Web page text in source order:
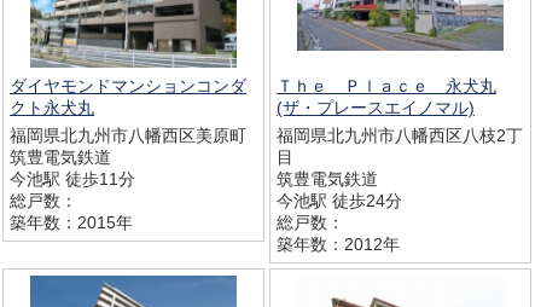
ダイヤモンドマンションコンダ
クト永犬丸
福岡県北九州市八幡西区美原町
筑豊電気鉄道
今池駅 徒歩11分
総戸数：
築年数：2015年
Ｔｈｅ Ｐｌａｃｅ 永犬丸
(ザ・プレースエイノマル)
福岡県北九州市八幡西区八枝2丁
目
筑豊電気鉄道
今池駅 徒歩24分
総戸数：
築年数：2012年